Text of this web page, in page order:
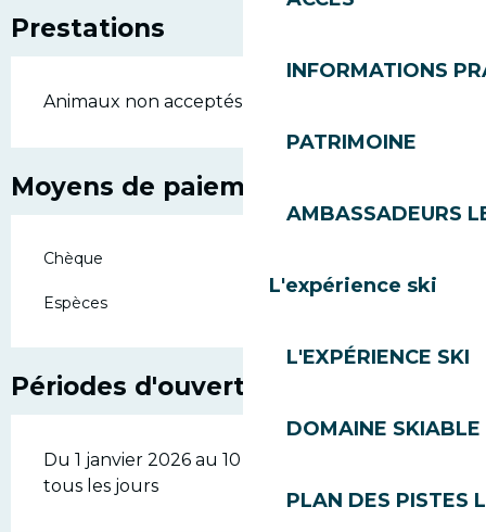
INFORMATIONS
PATRIMOINE
AMBASSADEURS
L'expérience ski
L'EXPÉRIENCE SKI
DOMAINE SKIABLE
PLAN DES PISTES
Prestations
Animaux non acceptés
Moyens de paiement
Chèque
Espèces
Périodes d'ouverture
Du 1 janvier 2026 au 10 mai 2026 - Ouvert
tous les jours